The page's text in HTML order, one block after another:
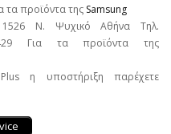
τα προϊόντα της Samsung
11526 Ν. Ψυχικό Αθήνα Τηλ.
Για τα προϊόντα της
η υποστήριξη παρέχετε